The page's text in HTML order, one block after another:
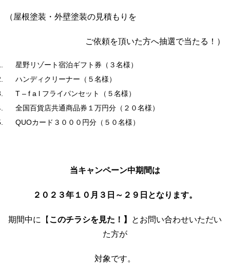
（屋根塗装・外壁塗装の見積もりを
ご依頼を頂いた方へ抽選で当たる！）
星野リゾート宿泊ギフト券（３名様）
ハンディクリーナー（５名様）
T – f a l フライパンセット（５名様）
全国百貨店共通商品券１万円分（２０名様）
QUOカード３０００円分（５０名様）
当キャンペーン中期間は
２０２３年１０月３日～２９日となります。
期間中に【 このチラシを見た！】
とお問い合わせいただい
た方が
対象です。